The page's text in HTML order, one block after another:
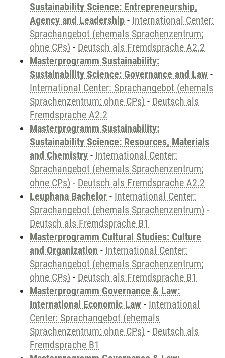
Sustainability Science: Entrepreneurship,
Agency and Leadership - International Center:
Sprachangebot (ehemals Sprachenzentrum;
ohne CPs) - Deutsch als Fremdsprache A2.2
Masterprogramm Sustainability:
Sustainability Science: Governance and Law -
International Center: Sprachangebot (ehemals
Sprachenzentrum; ohne CPs) - Deutsch als
Fremdsprache A2.2
Masterprogramm Sustainability:
Sustainability Science: Resources, Materials
and Chemistry - International Center:
Sprachangebot (ehemals Sprachenzentrum;
ohne CPs) - Deutsch als Fremdsprache A2.2
Leuphana Bachelor - International Center:
Sprachangebot (ehemals Sprachenzentrum) -
Deutsch als Fremdsprache B1
Masterprogramm Cultural Studies: Culture
and Organization - International Center:
Sprachangebot (ehemals Sprachenzentrum;
ohne CPs) - Deutsch als Fremdsprache B1
Masterprogramm Governance & Law:
International Economic Law - International
Center: Sprachangebot (ehemals
Sprachenzentrum; ohne CPs) - Deutsch als
Fremdsprache B1